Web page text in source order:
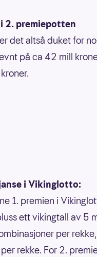
2. premiepotten
det altså duket for
på ca 42 mill
i Vikinglotto:
1. premien i
ett vikingtall av 5
per
rekke. For 2.